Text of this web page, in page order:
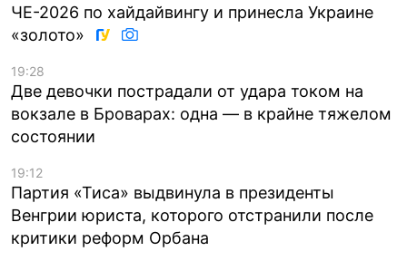
ЧЕ-2026 по хайдайвингу и принесла Украине
«золото»
19:28
Две девочки пострадали от удара током на
вокзале в Броварах: одна — в крайне тяжелом
состоянии
19:12
Партия «Тиса» выдвинула в президенты
Венгрии юриста, которого отстранили после
критики реформ Орбана